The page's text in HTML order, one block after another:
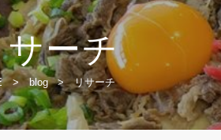
サーチ
> blog > リサーチ